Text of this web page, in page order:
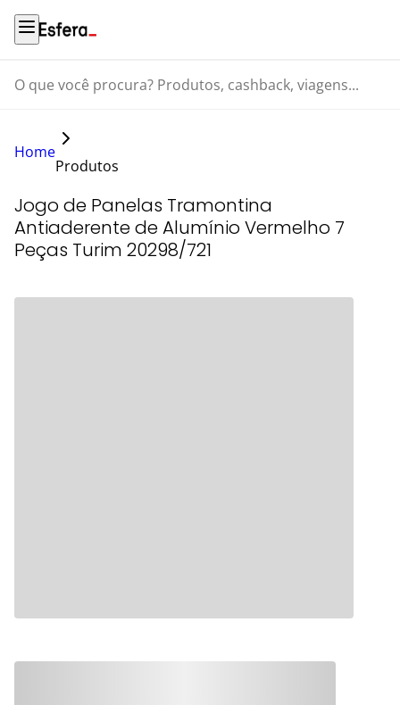
O que você procura? Produtos, cashback, viagens...
Home
Produtos
Jogo de Panelas Tramontina
Antiaderente de Alumínio Vermelho 7
Peças Turim 20298/721